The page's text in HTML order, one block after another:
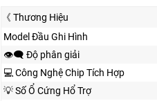
《 Thương Hiệu
Model Đầu Ghi Hình
👁️‍🗨 Độ phân giải
💻 Công Nghệ Chip Tích Hợp
💡 Số Ổ Cứng Hổ Trợ